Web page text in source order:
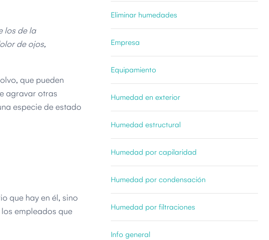
los de la
de ojos,
que pueden
agravar otras
especie de estado
que hay en él, sino
empleados que
Eliminar humedades
Empresa
Equipamiento
Humedad en exterior
Humedad estructural
Humedad por capilaridad
Humedad por condensación
Humedad por filtraciones
Info general